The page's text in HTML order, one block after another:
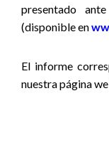
presentado
(disponible en
El informe
nuestra página